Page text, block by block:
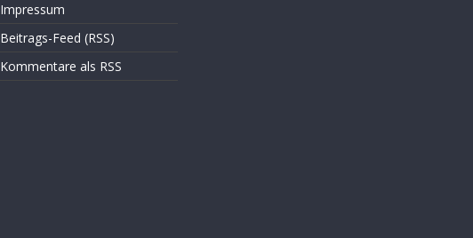
Impressum
Beitrags-Feed (RSS)
Kommentare als RSS